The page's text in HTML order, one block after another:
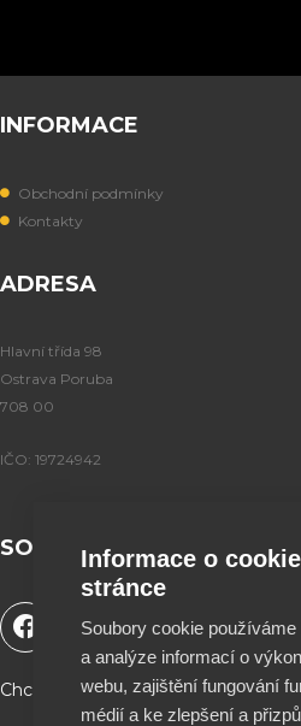
INFORMACE
Obchodní podmínky
Kontakty
ADRESA
Hlavní třída 98
Ostrava Poruba
708 00
IČO: 19724942
SOCIÁLNÍ SÍTĚ
F
a
e
o
u
t
u
i
k
t
o
n
s
t
a
Chceš podpořit naší tvorbu a být
Informace o
stránce
Soubory cookie
a analýze informací o
webu, zajištění fungování
médií a ke zlepšení a